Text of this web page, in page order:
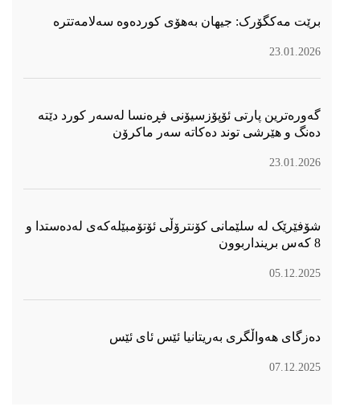
برێت مەکگۆرک: جیهان بەهۆی کوردەوە سەلامەتترە
23.01.2026
گەورەترین پارتی ئۆپۆزسیۆنی فڕەنسا لەسەر كورد دێتە
دەنگ و هێرشی توند دەكاتە سەر ماكرۆن
23.01.2026
شۆفێرێک لە سلێمانی کۆنترۆڵی ئۆتۆمبێلەکەی لەدەستدا و
8 کەس برینداربوون
05.12.2025
دەزگای هەواڵگری بەریتانیا ئێس ئای ئێس
07.12.2025